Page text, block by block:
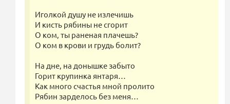
Иголкой душу не излечишь
И кисть рябины не сгорит
О ком, ты раненая плачешь?
О ком в крови и грудь болит?
На дне, на донышке забыто
Горит крупинка янтаря…
Как много счастья мной пролито
Рябин зарделось без меня…